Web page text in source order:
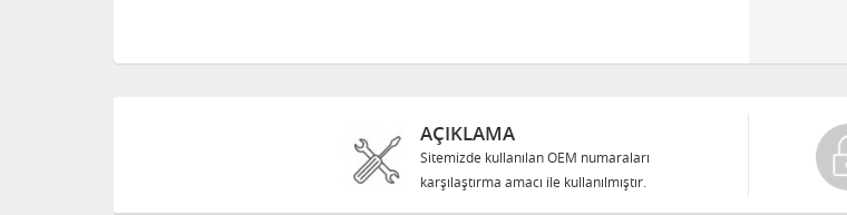
AÇIKLAMA
Sitemizde kullanılan OEM numaraları
karşılaştırma amacı ile kullanılmıştır.